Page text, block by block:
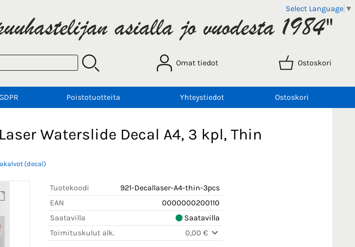
Select Language ▼
Omat tiedot Ostoskori
Poistotuotteita Yhteystiedot Ostoskori
Waterslide Decal A4, 3 kpl, Thin
(decal)
Tuotekoodi
921-Decallaser-A4-thin-3pcs
EAN
0000000200110
Saatavilla
Saatavilla
Toimituskulut alk.
0,00 €